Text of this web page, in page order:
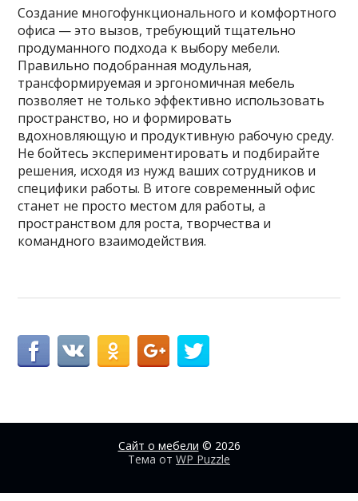
Создание многофункционального и комфортного
офиса — это вызов, требующий тщательно
продуманного подхода к выбору мебели.
Правильно подобранная модульная,
трансформируемая и эргономичная мебель
позволяет не только эффективно использовать
пространство, но и формировать
вдохновляющую и продуктивную рабочую среду.
Не бойтесь экспериментировать и подбирайте
решения, исходя из нужд ваших сотрудников и
специфики работы. В итоге современный офис
станет не просто местом для работы, а
пространством для роста, творчества и
командного взаимодействия.
Сайт о мебели © 2026
Тема от WP Puzzle